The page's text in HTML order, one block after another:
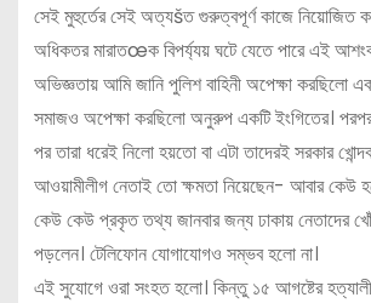
সেই মুহুর্তের সেই অত্যšত গুরুত্বপূর্ণ কাজে নিয়োজিত
অধিকতর মারাতœক বিপর্য্যয় ঘটে যেতে পারে এই
অভিজ্ঞতায় আমি জানি পুলিশ বাহিনী অপেক্ষা করছিলো
সমাজও অপেক্ষা করছিলো অনুরুপ একটি ইংগিতের। পরপর
পর তারা ধরেই নিলো হয়তো বা এটা তাদেরই সরকার
আওয়ামীলীগ নেতাই তো ক্ষমতা নিয়েছেন- আবার কেউ
কেউ কেউ প্রকৃত তথ্য জানবার জন্য ঢাকায় নেতাদের
পড়লেন। টেলিফোন যোগাযোগও সম্ভব হলো না।
এই সুযোগে ওরা সংহত হলো। কিন্তু ১৫ আগষ্টের